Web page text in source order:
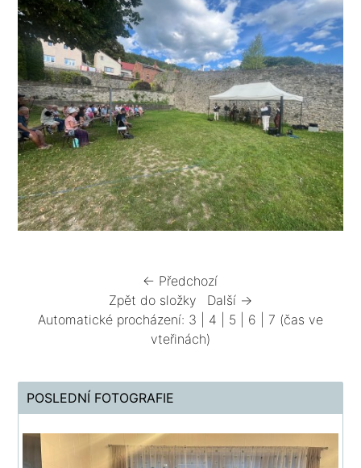
← Předchozí
Zpět do složky
Další →
Automatické procházení: 3 4 5 6 7 (čas ve
vteřinách)
POSLEDNÍ FOTOGRAFIE